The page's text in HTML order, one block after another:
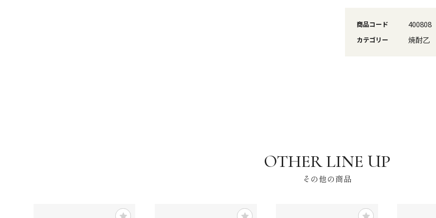
商品コード 400808
カテゴリー 焼酎乙
その他の商品